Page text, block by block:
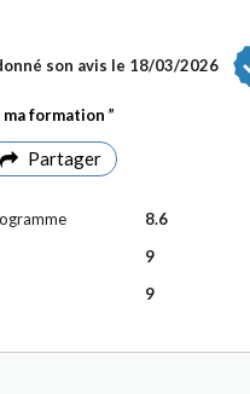
son avis le 18/03/2026
formation
Partager
8.6
9
9